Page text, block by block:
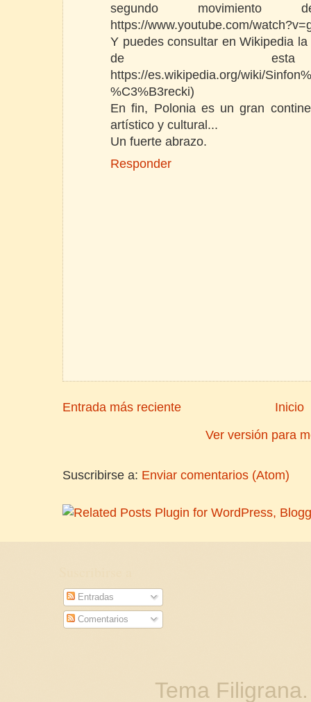
segundo movimiento
https://www.youtube.com/
Y puedes consultar en Wikipedia
de
https://es.wikipedia.org/wiki/
%C3%B3recki)
En fin, Polonia es un gran
artístico y cultural...
Un fuerte abrazo.
Responder
Entrada más reciente
Inicio
Ver versión para
Suscribirse a: Enviar comentarios (Atom)
Entradas
Comentarios
Tema